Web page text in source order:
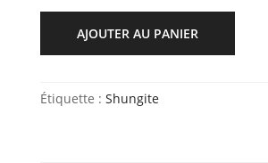
AJOUTER AU PANIER
Étiquette : Shungite